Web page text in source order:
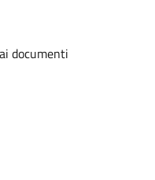
documenti